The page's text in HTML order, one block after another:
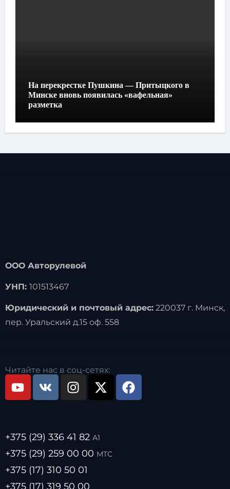
На перекрестке Пушкина — Притыцкого в
Минске вновь появилась «вафельная»
разметка
ООО Авторулевой
УНП: 101513467
Юридический и почтовый адрес:220037 г. Минск,
пер. Уральский д.15 оф. 558
Читайте нас в соц-сетях:
+375 (29) 336 41 82 А1
+375 (29) 259 00 00 МТС
+375 (17) 310 50 01
+375 (17) 319 50 00